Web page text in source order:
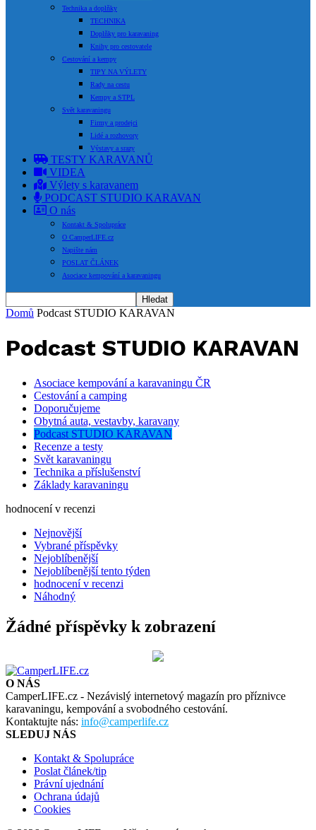
Technika a doplňky
TECHNIKA
Doplňky pro karavaning
Knihy pro cestovatele
Cestování a kempy
TIPY NA VÝLETY
Rady na cestu
Kempy a STPL
Svět karavaningu
Firmy a prodejci
Lidé a rozhovory
Výstavy a srazy
TESTY KARAVANŮ
VIDEA
Výlety s karavanem
PODCAST STUDIO KARAVAN
O nás
Kontakt & Spolupráce
O CamperLIFE.cz
Napište nám
POSLAT ČLÁNEK
Asociace kempování a karavaningu
Domů Podcast STUDIO KARAVAN
Podcast STUDIO KARAVAN
Asociace kempování a karavaningu ČR
Cestování a camping
Doporučujeme
Obytná auta, vestavby, karavany
Podcast STUDIO KARAVAN
Recenze a testy
Svět karavaningu
Technika a příslušenství
Základy karavaningu
hodnocení v recenzi
Nejnovější
Vybrané příspěvky
Nejoblíbenější
Nejoblíbenější tento týden
hodnocení v recenzi
Náhodný
Žádné příspěvky k zobrazení
O NÁS
CamperLIFE.cz - Nezávislý internetový magazín pro příznivce
karavaningu, kempování a svobodného cestování.
Kontaktujte nás: info@camperlife.cz
SLEDUJ NÁS
Kontakt & Spolupráce
Poslat článek/tip
Právní ujednání
Ochrana údajů
Cookies